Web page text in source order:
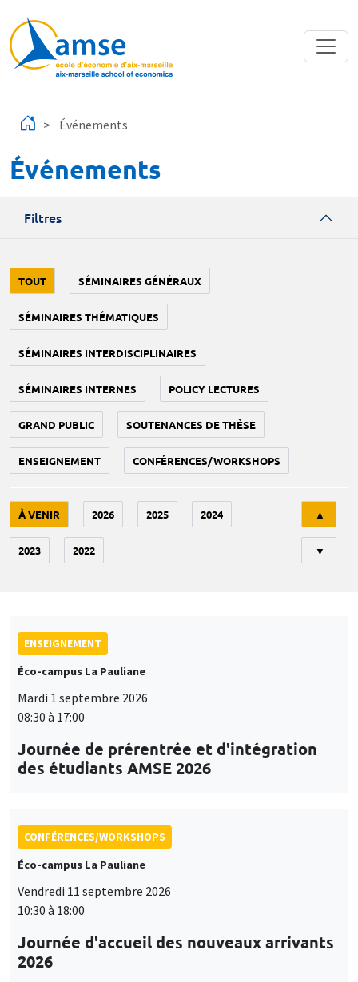
Événements
Événements
Filtres
TOUT SÉMINAIRES GÉNÉRAUX
SÉMINAIRES THÉMATIQUES
SÉMINAIRES INTERDISCIPLINAIRES
SÉMINAIRES INTERNES POLICY LECTURES
GRAND PUBLIC SOUTENANCES DE THÈSE
ENSEIGNEMENT CONFÉRENCES/WORKSHOPS
À VENIR 2026 2025 2024
2023 2022
▲
▼
ENSEIGNEMENT
Éco-campus La Pauliane
Mardi 1 septembre 2026
08:30 à 17:00
Journée de prérentrée et d'intégration
des étudiants AMSE 2026
CONFÉRENCES/WORKSHOPS
Éco-campus La Pauliane
Vendredi 11 septembre 2026
10:30 à 18:00
Journée d'accueil des nouveaux arrivants
2026